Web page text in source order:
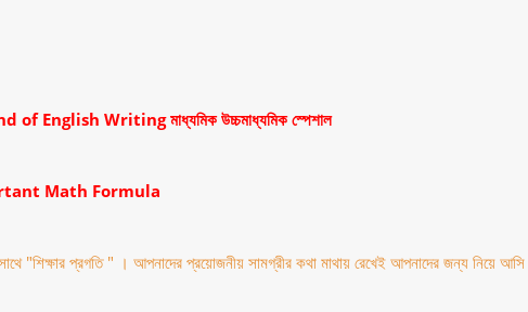
English Writing মাধ্যমিক উচ্চমাধ্যমিক স্পেশাল
Math Formula
"শিক্ষার প্রগতি " । আপনাদের প্রয়োজনীয় সামগ্রীর কথা মাথায় রেখেই আপনাদের জন্য নিয়ে আসি